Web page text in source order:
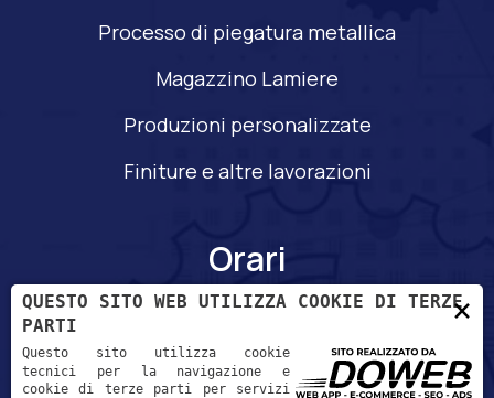
Processo di piegatura metallica
Magazzino Lamiere
Produzioni personalizzate
Finiture e altre lavorazioni
Orari
08:00 - 12:00
×
QUESTO SITO WEB UTILIZZA COOKIE DI TERZE
PARTI
Questo sito utilizza cookie
tecnici per la navigazione e
cookie di terze parti per servizi